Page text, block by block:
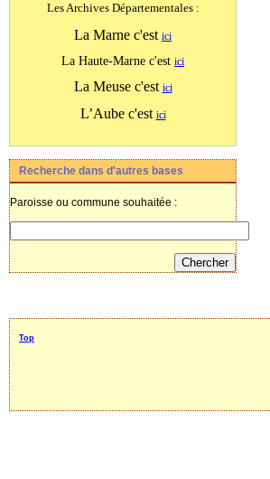
Les Archives Départementales :
La Marne c'est ici
La Haute-Marne c'est ici
La Meuse c'est ici
L’Aube c'est ici
Recherche dans d'autres bases
Paroisse ou commune souhaitée :
Top